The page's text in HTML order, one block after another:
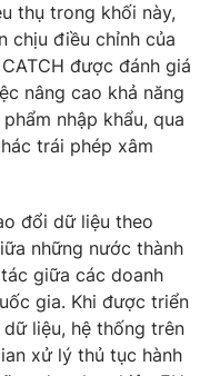
Nam
tử số 483/GP-BTTTT
Phạm Quốc Thắng,
355 932
thụ trong khối này,
chịu điều chỉnh của
được đánh giá
nâng cao khả năng
nhập khẩu, qua
trái phép xâm
đổi dữ liệu theo
những nước thành
giữa các doanh
gia. Khi được triển
liệu, hệ thống trên
xử lý thủ tục hành